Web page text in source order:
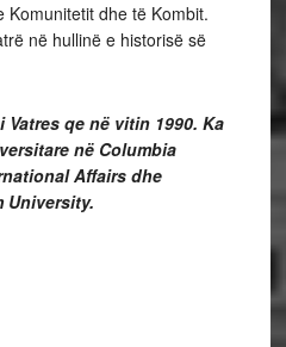
dhe të Kombit.
në hullinë e historisë së
qe në vitin 1990. Ka
në Columbia
Affairs dhe
University.